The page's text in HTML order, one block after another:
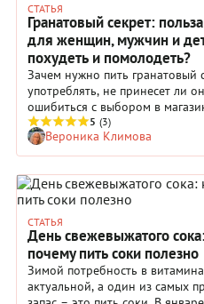
СТАТЬЯ
Гранатовый секрет:
для женщин, мужчин и
похудеть и помолодеть?
Зачем нужно пить гранатовый
употреблять, не принесет ли
ошибиться с выбором в
узнать об одном из самых
5 (3)
Вероника Климова
СТАТЬЯ
День свежевыжатого
почему пить соки полезно
Зимой потребность в
актуальной, а один из самых